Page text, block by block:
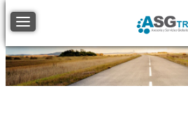
Toggle navigation